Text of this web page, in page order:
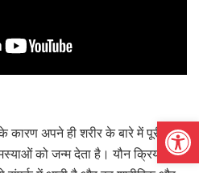
कारण अपने ही शरीर के बारे में पूरी
को जन्म देता है। यौन क्रिया के